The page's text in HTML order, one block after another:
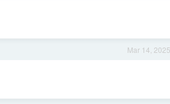
Mar 14, 2025